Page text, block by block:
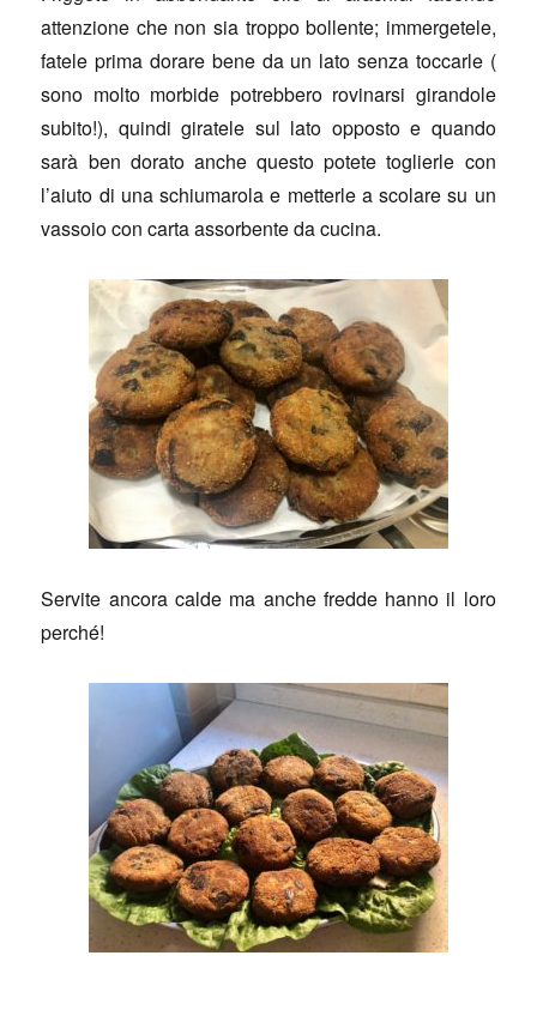
attenzione che non sia troppo bollente; immergetele,
fatele prima dorare bene da un lato senza toccarle (
sono molto morbide potrebbero rovinarsi girandole
subito!), quindi giratele sul lato opposto e quando
sarà ben dorato anche questo potete toglierle con
l’aiuto di una schiumarola e metterle a scolare su un
vassoio con carta assorbente da cucina.
Servite ancora calde ma anche fredde hanno il loro
perché!